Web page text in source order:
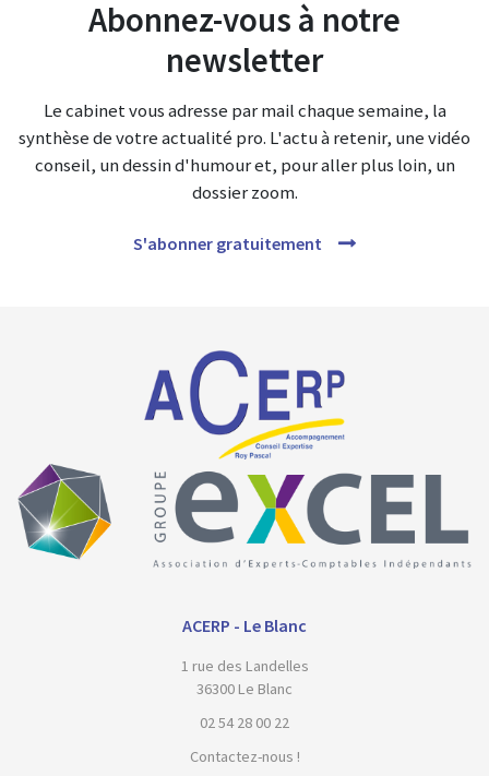
Abonnez-vous à notre
newsletter
Le cabinet vous adresse par mail chaque semaine, la
synthèse de votre actualité pro. L'actu à retenir, une vidéo
conseil, un dessin d'humour et, pour aller plus loin, un
dossier zoom.
S'abonner gratuitement
ACERP - Le Blanc
1 rue des Landelles
36300 Le Blanc
02 54 28 00 22
Contactez-nous !